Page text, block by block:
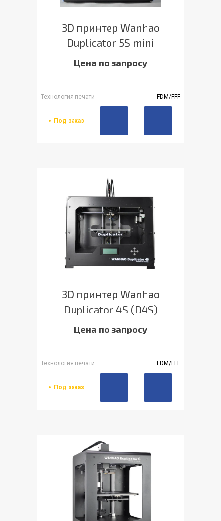
3D принтер Wanhao
Duplicator 5S mini
Цена по запросу
Технология печати FDM/FFF
Под заказ
3D принтер Wanhao
Duplicator 4S (D4S)
Цена по запросу
Технология печати FDM/FFF
Под заказ